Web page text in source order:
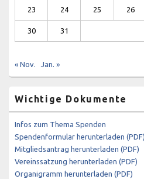
23 24 25 26
30 31
« Nov. Jan. »
Wichtige Dokumente
Infos zum Thema Spenden
Spendenformular herunterladen (PDF)
Mitgliedsantrag herunterladen (PDF)
Vereinssatzung herunterladen (PDF)
Organigramm herunterladen (PDF)